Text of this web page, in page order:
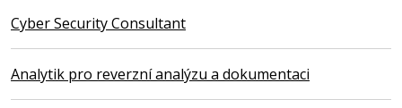
Cyber Security Consultant
Analytik pro reverzní analýzu a dokumentaci